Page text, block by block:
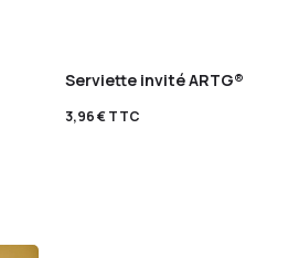
Serviette invité ARTG®
3,96€TTC